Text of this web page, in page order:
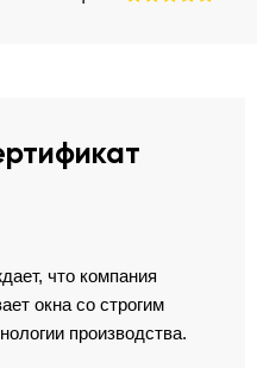
что компания
окна со строгим
производства.